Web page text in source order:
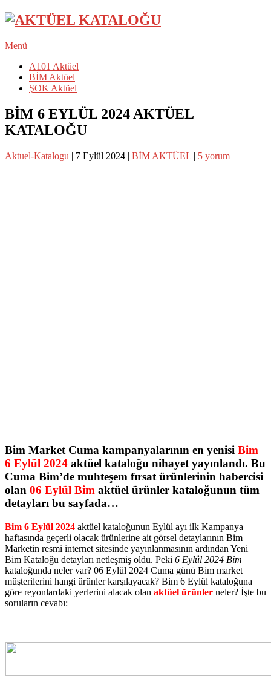
Menü
A101 Aktüel
BİM Aktüel
ŞOK Aktüel
BİM 6 EYLÜL 2024 AKTÜEL
KATALOĞU
Aktuel-Katalogu | 7 Eylül 2024 | BİM AKTÜEL | 5 yorum
Bim Market Cuma kampanyalarının en yenisi Bim
6 Eylül 2024 aktüel kataloğu nihayet yayınlandı. Bu
Cuma Bim’de muhteşem fırsat ürünlerinin habercisi
olan 06 Eylül Bim aktüel ürünler kataloğunun tüm
detayları bu sayfada…
Bim 6 Eylül 2024 aktüel kataloğunun Eylül ayı ilk Kampanya
haftasında geçerli olacak ürünlerine ait görsel detaylarının Bim
Marketin resmi internet sitesinde yayınlanmasının ardından Yeni
Bim Kataloğu detayları netleşmiş oldu. Peki 6 Eylül 2024 Bim
kataloğunda neler var? 06 Eylül 2024 Cuma günü Bim market
müşterilerini hangi ürünler karşılayacak? Bim 6 Eylül kataloğuna
göre reyonlardaki yerlerini alacak olan aktüel ürünler neler? İşte bu
soruların cevabı: